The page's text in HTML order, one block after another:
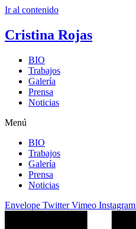
Ir al contenido
Cristina Rojas
BIO
Trabajos
Galería
Prensa
Noticias
Menú
BIO
Trabajos
Galería
Prensa
Noticias
Envelope Twitter Vimeo Instagram